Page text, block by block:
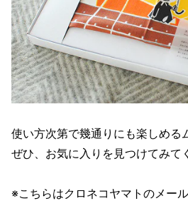
使い方次第で幾通りにも楽しめる
ぜひ、お気に入りを見つけてみて
※こちらはクロネコヤマトのメー